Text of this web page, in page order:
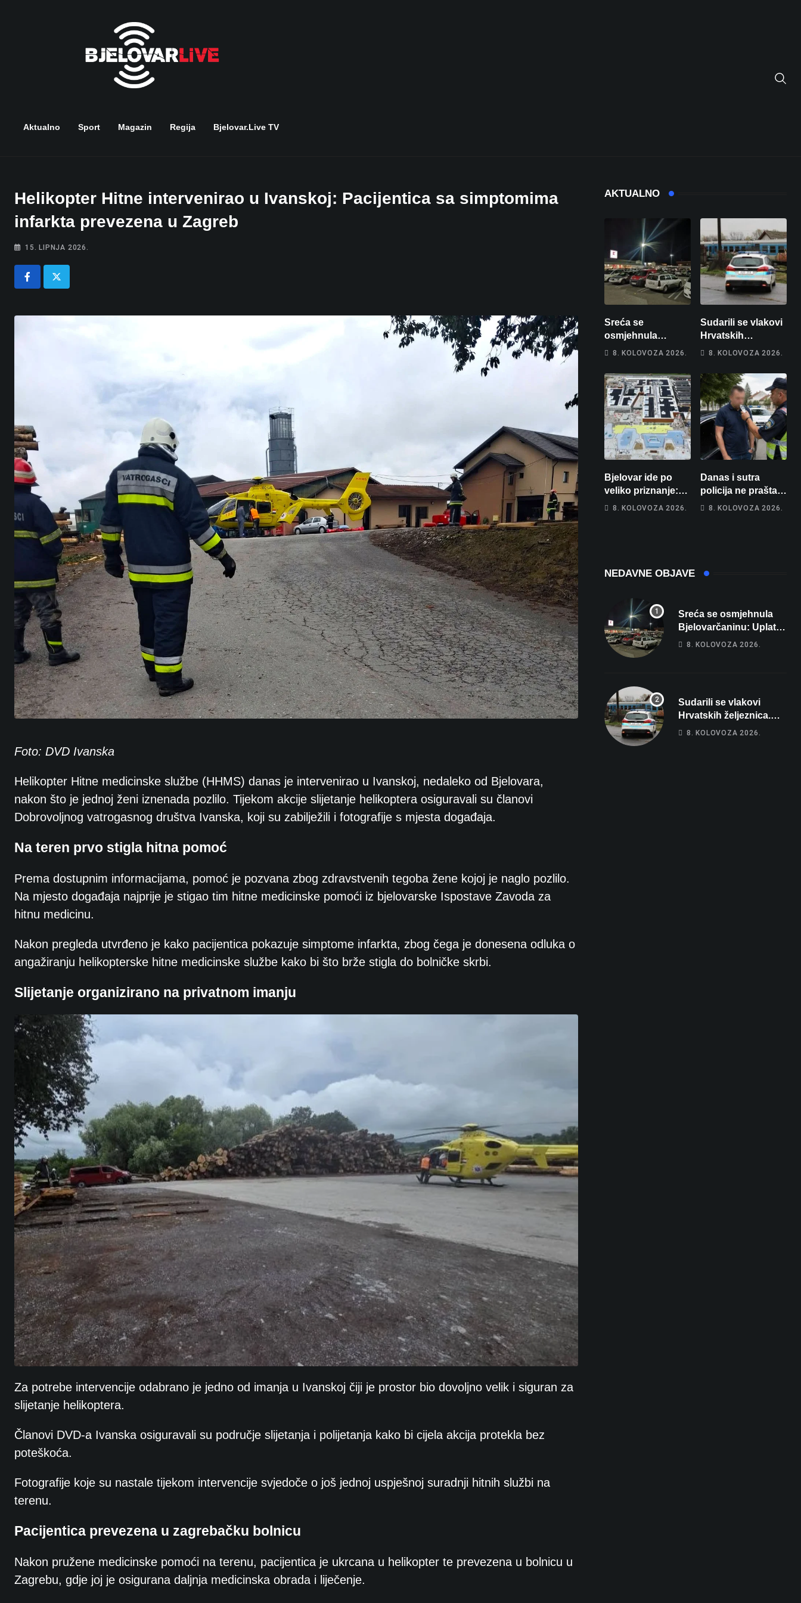
Aktualno Sport Magazin Regija Bjelovar.live TV
Helikopter Hitne intervenirao u Ivanskoj: Pacijentica sa simptomima
infarkta prevezena u Zagreb
15. LIPNJA 2026.
Foto: DVD Ivanska
Helikopter Hitne medicinske službe (HHMS) danas je intervenirao u Ivanskoj, nedaleko od Bjelovara,
nakon što je jednoj ženi iznenada pozlilo. Tijekom akcije slijetanje helikoptera osiguravali su članovi
Dobrovoljnog vatrogasnog društva Ivanska, koji su zabilježili i fotografije s mjesta događaja.
Na teren prvo stigla hitna pomoć
Prema dostupnim informacijama, pomoć je pozvana zbog zdravstvenih tegoba žene kojoj je naglo pozlilo.
Na mjesto događaja najprije je stigao tim hitne medicinske pomoći iz bjelovarske Ispostave Zavoda za
hitnu medicinu.
Nakon pregleda utvrđeno je kako pacijentica pokazuje simptome infarkta, zbog čega je donesena odluka o
angažiranju helikopterske hitne medicinske službe kako bi što brže stigla do bolničke skrbi.
Slijetanje organizirano na privatnom imanju
Za potrebe intervencije odabrano je jedno od imanja u Ivanskoj čiji je prostor bio dovoljno velik i siguran za
slijetanje helikoptera.
Članovi DVD-a Ivanska osiguravali su područje slijetanja i polijetanja kako bi cijela akcija protekla bez
poteškoća.
Fotografije koje su nastale tijekom intervencije svjedoče o još jednoj uspješnoj suradnji hitnih službi na
terenu.
Pacijentica prevezena u zagrebačku bolnicu
Nakon pružene medicinske pomoći na terenu, pacijentica je ukrcana u helikopter te prevezena u bolnicu u
Zagrebu, gdje joj je osigurana daljnja medicinska obrada i liječenje.
AKTUALNO
Sreća se
osmjehnula
Bjelovarčaninu:
eura, a osvojio
više od 80 tisuća
eura
8. KOLOVOZA 2026.
Sudarili se vlakovi
Hrvatskih
željeznica. Šestero
ozlijeđeno, mlađa
žena na
intenzivnoj
8. KOLOVOZA 2026.
Bjelovar ide po
veliko priznanje:
Hrebak danas u
prvenstva
8. KOLOVOZA 2026.
Danas i sutra
policija ne prašta:
Na cestama su
8. KOLOVOZA 2026.
NEDAVNE OBJAVE
Sreća se osmjehnula
Bjelovarčaninu: Uplatio
samo 4 eura, a osvojio
8. KOLOVOZA 2026.
Sudarili se vlakovi
Hrvatskih željeznica.
Šestero osoba teško
8. KOLOVOZA 2026.